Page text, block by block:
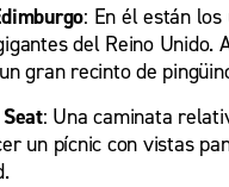
: En él están los
del Reino Unido.
gran recinto de
: Una caminata
un pícnic con vistas